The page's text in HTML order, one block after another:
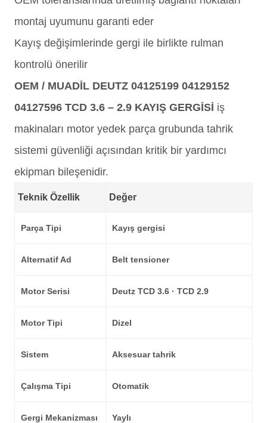
montaj uyumunu garanti eder
Kayış değişimlerinde gergi ile birlikte rulman
kontrolü önerilir
OEM / MUADİL DEUTZ 04125199 04129152
04127596 TCD 3.6 – 2.9 KAYIŞ GERGİSİ iş
makinaları motor yedek parça grubunda tahrik
sistemi güvenliği açısından kritik bir yardımcı
ekipman bileşenidir.
Teknik Özellik Değer
Parça Tipi Kayış gergisi
Alternatif Ad Belt tensioner
Motor Serisi Deutz TCD 3.6 · TCD 2.9
Motor Tipi Dizel
Sistem Aksesuar tahrik
Çalışma Tipi Otomatik
Gergi Mekanizması Yaylı